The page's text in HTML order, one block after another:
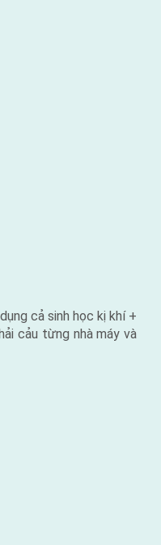
cả sinh học kị khí +
cảu từng nhà máy và